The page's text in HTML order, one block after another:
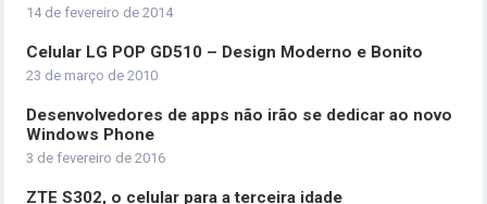
14 de fevereiro de 2014
Celular LG POP GD510 – Design Moderno e Bonito
23 de março de 2010
Desenvolvedores de apps não irão se dedicar ao novo
Windows Phone
3 de fevereiro de 2016
ZTE S302, o celular para a terceira idade